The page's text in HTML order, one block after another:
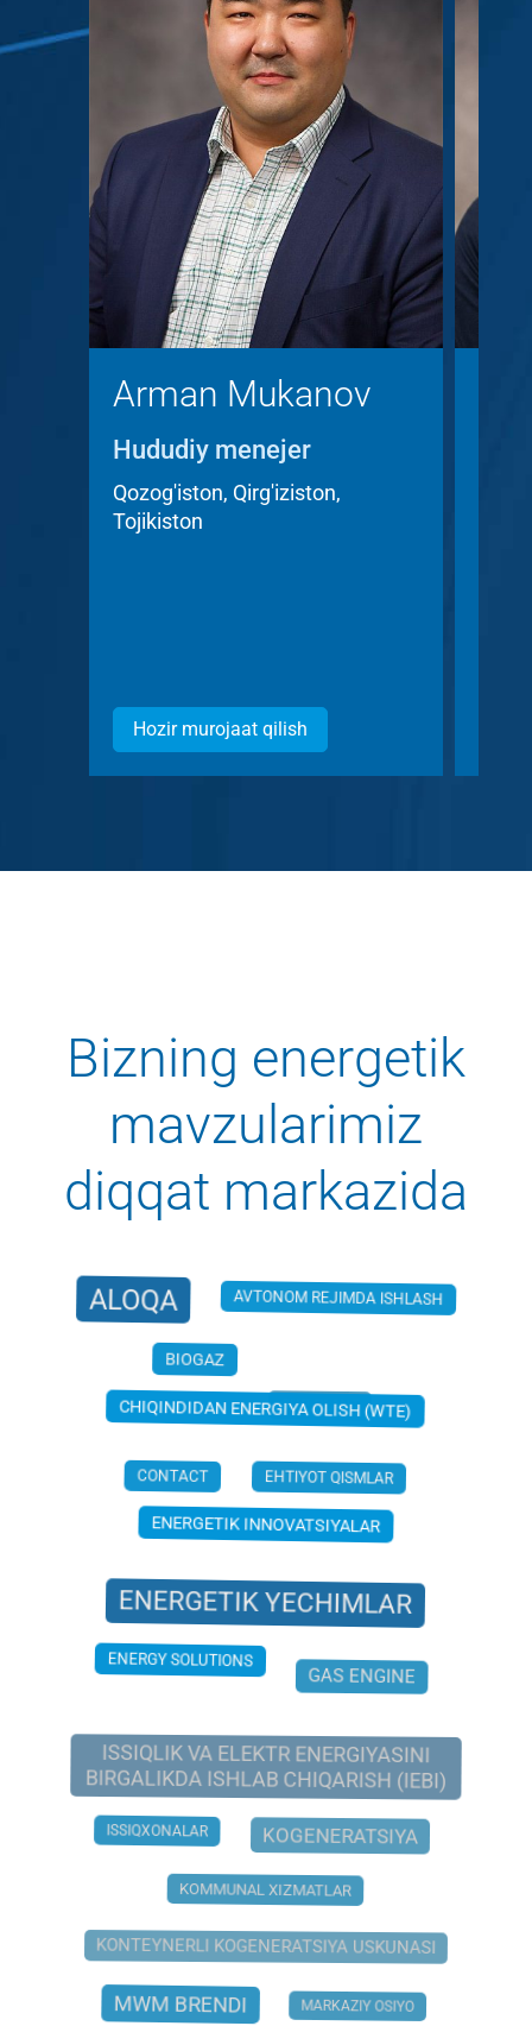
Arman Mukanov
Hududiy menejer
Qozog'iston, Qirg'iziston,
Tojikiston
Hozir murojaat qilish
Bizning energetik
mavzularimiz
diqqat markazida
ALOQA AVTONOM REJIMDA ISHLASH
BIOGAZ
CHP PLANT
CHIQINDIDAN ENERGIYA OLISH (WTE)
CONTACT
EHTIYOT QISMLAR
ENERGETIK INNOVATSIYALAR
ENERGETIK YECHIMLAR
ENERGY SOLUTIONS GAS ENGINE
ISSIQLIK VA ELEKTR ENERGIYASINI
BIRGALIKDA ISHLAB CHIQARISH (IEBI)
ISSIQXONALAR KOGENERATSIYA
KOMMUNAL XIZMATLAR
KONTEYNERLI KOGENERATSIYA USKUNASI
MWM BRENDI MARKAZIY OSIYO